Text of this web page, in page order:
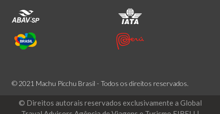
© 2021 Machu Picchu Brasil - Todos os direitos reservados.
© Direitos autorais reservados exclusivamente a Global